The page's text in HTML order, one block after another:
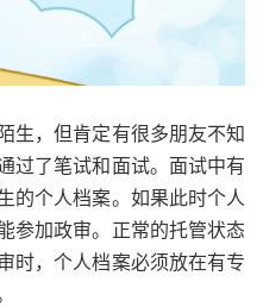
生，但肯定有很多朋友不知
过了笔试和面试。面试中有
的个人档案。如果此时个人
参加政审。正常的托管状态
时，个人档案必须放在有专